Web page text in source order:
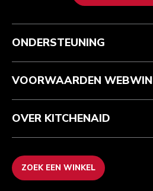
Health check
Je bestelling volgen
Garantie en documenten
Veelgestelde vragen
Algemene voorwaarden
Retournering en terugbetaling
Imprint
ODR
Het merk
Zoek een winkel
ONDERSTEUNING
VOORWAARDEN
OVER KITCHENAID
ZOEK EEN WINKEL